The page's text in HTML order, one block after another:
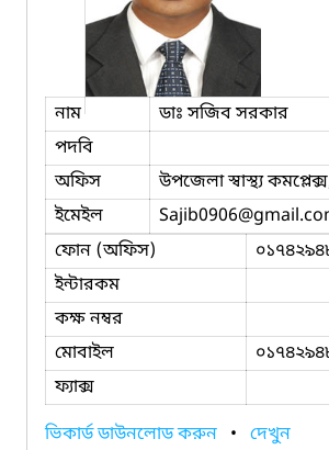
নাম
ডাঃ সজিব সরকার
পদবি
অফিস
উপজেলা স্বাস্থ্য
ইমেইল
Sajib0906
ফোন (অফিস)
ইন্টারকম
কক্ষ নম্বর
মোবাইল
ফ্যাক্স
ভিকার্ড ডাউনলোড করুন • দেখুন